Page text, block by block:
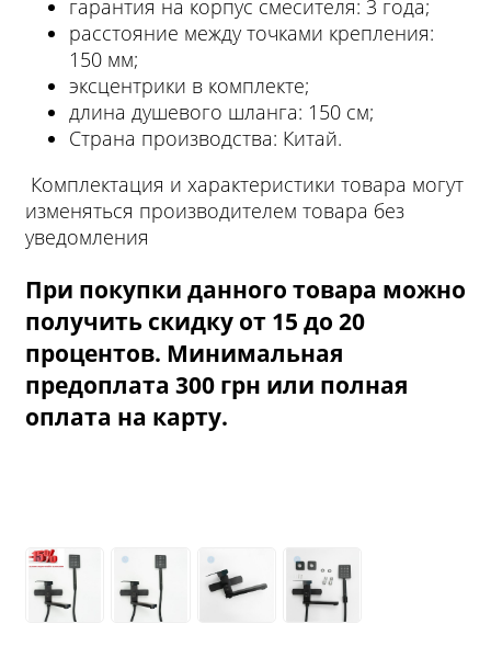
гарантия на корпус смесителя: 3 года;
расстояние между точками крепления:
150 мм;
эксцентрики в комплекте;
длина душевого шланга: 150 см;
Страна производства: Китай.
Комплектация и характеристики товара могут
изменяться производителем товара без
уведомления
При покупки данного товара можно
получить скидку от 15 до 20
процентов. Минимальная
предоплата 300 грн или полная
оплата на карту.